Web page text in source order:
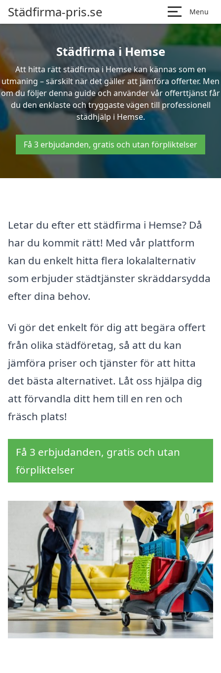
Städfirma-pris.se Menu
Städfirma i Hemse
Att hitta rätt städfirma i Hemse kan kännas som en
utmaning – särskilt när det gäller att jämföra offerter. Men
om du följer denna guide och använder vår offerttjänst får
du den enklaste och tryggaste vägen till professionell
städhjälp i Hemse.
Få 3 erbjudanden, gratis och utan förpliktelser
Letar du efter ett städfirma i Hemse? Då
har du kommit rätt! Med vår plattform
kan du enkelt hitta flera lokalalternativ
som erbjuder städtjänster skräddarsydda
efter dina behov.
Vi gör det enkelt för dig att begära offert
från olika städföretag, så att du kan
jämföra priser och tjänster för att hitta
det bästa alternativet. Låt oss hjälpa dig
att förvandla ditt hem till en ren och
fräsch plats!
Få 3 erbjudanden, gratis och utan
förpliktelser